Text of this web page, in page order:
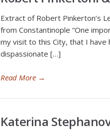
Extract of Robert Pinkerton’s
from Constantinople “One
my visit to this City, that I have
dispassionate […]
Read More →
Katerina